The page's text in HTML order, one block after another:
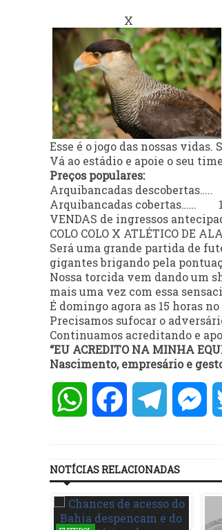
X
Esse é o jogo das nossas vidas.
Vá ao estádio e apoie o seu
Preços populares:
Arquibancadas descobertas…..
Arquibancadas cobertas……
VENDAS de ingressos
COLO COLO X ATLÉTICO DE
Será uma grande partida de
gigantes brigando pela
Nossa torcida vem dando um
mais uma vez com essa
É domingo agora as 15 horas no
Precisamos sufocar o
Continuamos acreditando e
“EU ACREDITO NA MINHA
Nascimento, empresário e
WhatsAppFacebookTelegram
NOTÍCIAS RELACIONADAS